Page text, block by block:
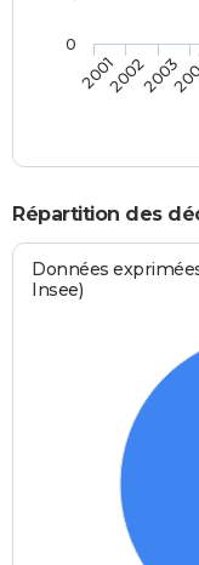
200120022003
0
Répartition des
Données
Insee)